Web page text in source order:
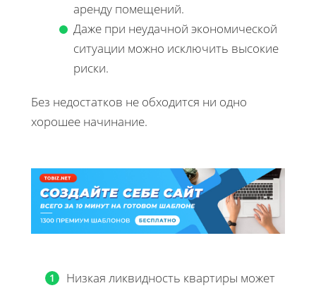
аренду помещений.
Даже при неудачной экономической
ситуации можно исключить высокие
риски.
Без недостатков не обходится ни одно
хорошее начинание.
Низкая ликвидность квартиры может